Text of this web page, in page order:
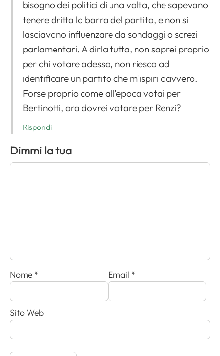
bisogno dei politici di una volta, che sapevano
tenere dritta la barra del partito, e non si
lasciavano influenzare da sondaggi o screzi
parlamentari. A dirla tutta, non saprei proprio
per chi votare adesso, non riesco ad
identificare un partito che m’ispiri davvero.
Forse proprio come all’epoca votai per
Bertinotti, ora dovrei votare per Renzi?
Rispondi
Dimmi la tua
Nome * Email *
Sito Web